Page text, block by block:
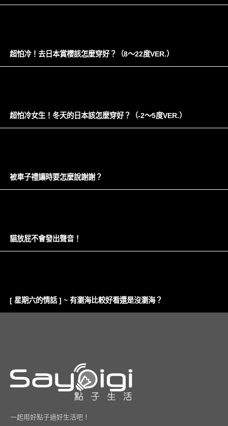
超怕冷！去日本賞櫻該怎麼穿好？（8～22度VER.）
超怕冷女生！冬天的日本該怎麼穿好？（-2～5度VER.）
被車子禮讓時要怎麼說謝謝？
貓放屁不會發出聲音！
[ 星期六的情話 ] ~ 有瀏海比較好看還是沒瀏海？
一起用好點子過好生活吧！